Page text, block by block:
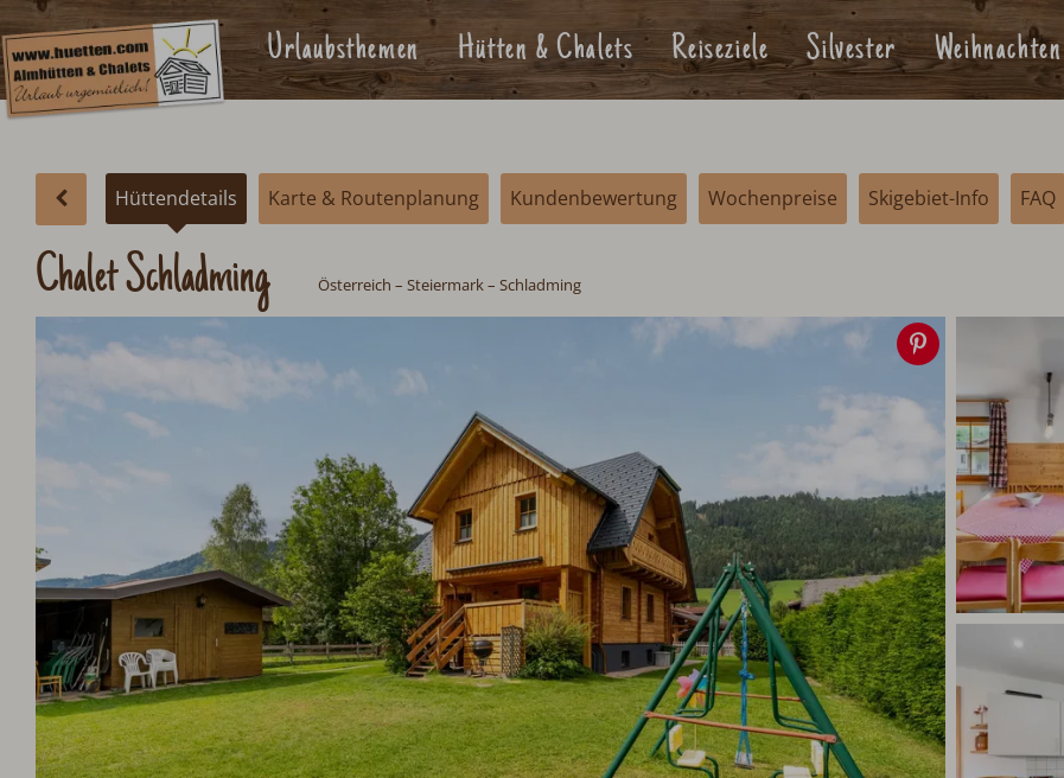
Urlaubsthemen Hütten & Chalets Reiseziele Silvester Weihnachten
Hüttendetails Karte & Routenplanung Kundenbewertung Wochenpreise Skigebiet-Info FAQ
Chalet Schladming Österreich – Steiermark– Schladming